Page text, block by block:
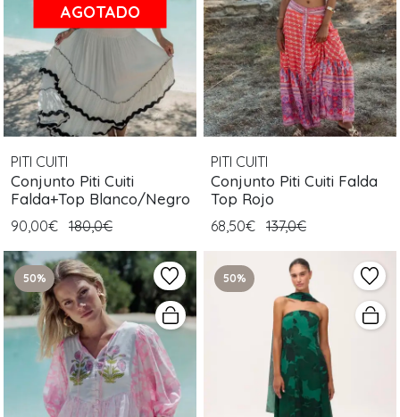
AGOTADO
PITI CUITI
Conjunto Piti Cuiti
Falda+Top Blanco/Negro
90,00€ 180,0€
PITI CUITI
Conjunto Piti Cuiti Falda
Top Rojo
68,50€ 137,0€
50% 50%